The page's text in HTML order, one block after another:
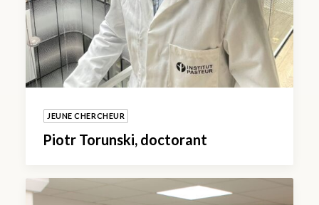
JEUNE CHERCHEUR
Piotr Torunski, doctorant